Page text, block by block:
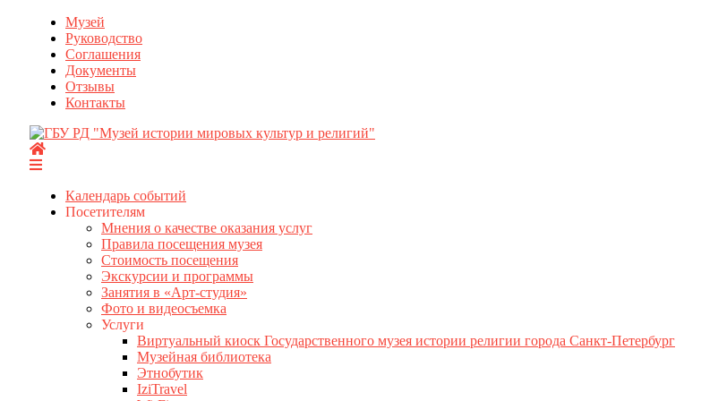
Перейти
содержимому
Музей
Руководство
Соглашения
Документы
Отзывы
Контакты
Календарь событий
Посетителям
Мнения о качестве оказания услуг
Правила посещения музея
Стоимость посещения
Экскурсии и программы
Занятия в «Арт-студия»
Фото и видеосъемка
Услуги
Виртуальный киоск Государственного музея истории религии города Санкт-Петербург
Музейная библиотека
Этнобутик
IziTravel